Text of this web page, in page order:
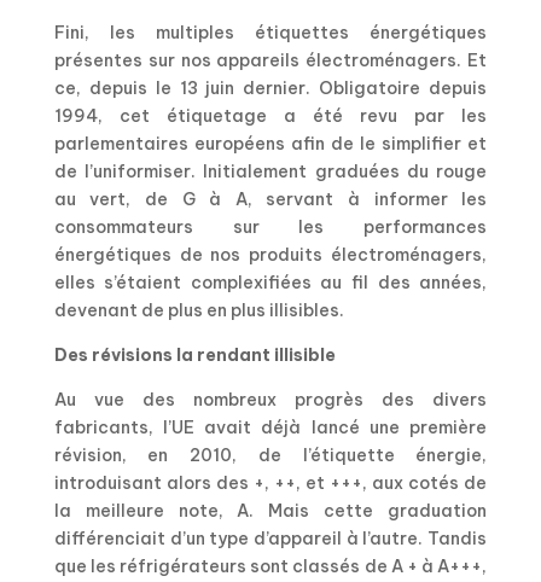
Fini, les multiples étiquettes énergétiques
présentes sur nos appareils électroménagers. Et
ce, depuis le 13 juin dernier. Obligatoire depuis
1994, cet étiquetage a été revu par les
parlementaires européens afin de le simplifier et
de l’uniformiser. Initialement graduées du rouge
au vert, de G à A, servant à informer les
consommateurs sur les performances
énergétiques de nos produits électroménagers,
elles s’étaient complexifiées au fil des années,
devenant de plus en plus illisibles.
Des révisions la rendant illisible
Au vue des nombreux progrès des divers
fabricants, l’UE avait déjà lancé une première
révision, en 2010, de l’étiquette énergie,
introduisant alors des +, ++, et +++, aux cotés de
la meilleure note, A. Mais cette graduation
différenciait d’un type d’appareil à l’autre. Tandis
que les réfrigérateurs sont classés de A + à A+++,